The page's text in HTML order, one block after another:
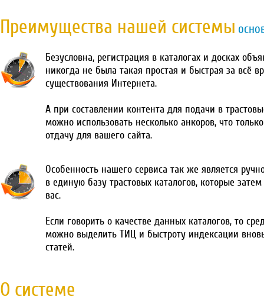
Преимущества нашей системы
Безусловна, регистрация в каталогах и досках
никогда не была такая простая и быстрая за всё
существования Интернета.
А при составлении контента для подачи в
можно использовать несколько анкоров, что
отдачу для вашего сайта.
Особенность нашего сервиса так же является
в единую базу трастовых каталогов, которые
вас.
Если говорить о качестве данных каталогов, то
можно выделить ТИЦ и быстроту индексации
статей.
О системе